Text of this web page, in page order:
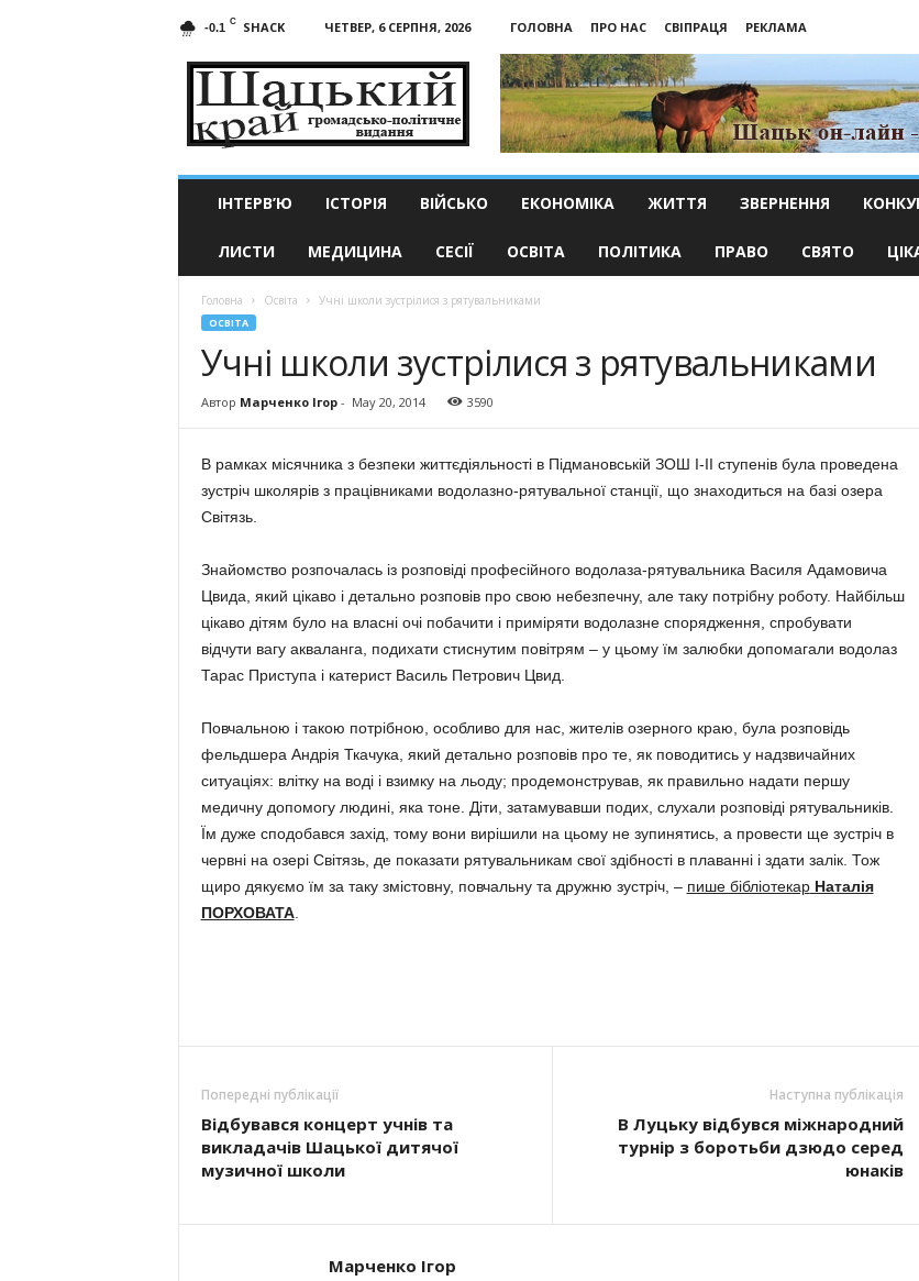
-0.1 C SHACK ЧЕТВЕР, 6 СЕРПНЯ, 2026 ГОЛОВНА ПРО НАС СВІПРАЦЯ
РЕКЛАМА
край
ІНТЕРВ’Ю ІСТОРІЯ ВІЙСЬКО ЕКОНОМІКА ЖИТТЯ ЗВЕРНЕННЯ
ЛИСТИ МЕДИЦИНА СЕСІЇ ОСВІТА ПОЛІТИКА ПРАВО СВЯТО
Головна Освіта Учні школи зустрілися з рятувальниками
ОСВІТА
Учні школи зустрілися з рятувальниками
Автор Марченко Ігор- May 20, 2014 3590
В рамках місячника з без­пеки життєдіяльності в Підма­новській ЗОШ І-ІІ ступенів була проведена
зустріч школярів з працівниками водолазно-ря­ту­вальної станції, що знахо­диться на базі озера
Світязь.
Знайомство розпочалась із розповіді професійного водо­лаза-рятувальника Василя Ада­­мовича
Цвида, який ці­каво і детально розповів про свою небезпечну, але таку пот­рібну роботу. Найбільш
ці­каво дітям було на власні очі по­бачити і приміряти водо­лазне спо­ряд­ження, спробу­вати
відчути вагу акваланга, подихати стис­нутим повітрям – у цьому їм за­любки допома­гали водолаз
Тарас Приступа і ка­терист Ва­силь Петрович Цвид.
Повчальною і такою потріб­ною, особливо для нас, жите­лів озерного краю, була роз­по­відь
фельдшера Андрія Тка­чука, який детально розповів про те, як поводитись у надз­ви­чайних
ситуаціях: влітку на воді і взимку на льоду; проде­монстрував, як правильно на­дати першу
медичну допо­могу людині, яка тоне. Діти, за­та­мувавши подих, слухали роз­повіді рятувальників.
Їм дуже сподобався захід, тому вони вирішили на цьому не зупи­ня­тись, а провести ще зус­т­річ в
червні на озері Світязь, де по­ка­зати рятувальникам свої здіб­ності в плаванні і здати за­лік. Тож
щиро дякуємо їм за таку змістовну, повчальну та дру­ж­ню зустріч, – пише бібліо­текарНаталія
ПОРХОВАТА.
Попередні публікації
Відбувався концерт учнів та
викладачів Шацької дитячої
музичної школи
Наступна публікація
В Луцьку відбувся між­народ­ний
турнір з боротьби дзюдо серед
юнаків
Марченко Ігор